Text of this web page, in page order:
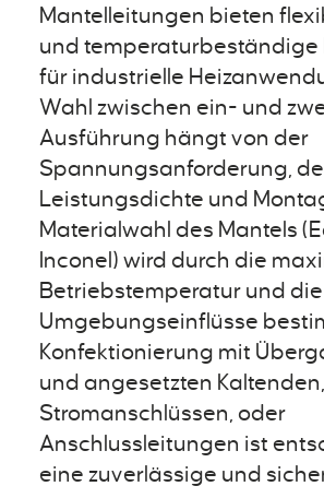
Mantelleitungen bieten
und temperaturbeständige
für industrielle
Wahl zwischen ein- und
Ausführung hängt von der
Spannungsanforderung,
Leistungsdichte und
Materialwahl des Mantels
Inconel) wird durch die
Betriebstemperatur und die
Umgebungseinflüsse
Konfektionierung mit
und angesetzten Kaltenden,
Stromanschlüssen, oder
Anschlussleitungen ist
eine zuverlässige und